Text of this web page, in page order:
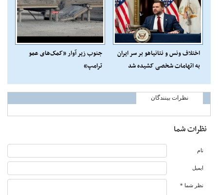
اختلاف ونس و نتانیاهو بر سر ایران
به اتهامات شخصی کشیده شد
جنوب زیر آوار «کمک‌های عمو
ترامپ»
نظرات بینندگان
نظرات شما
نام
ایمیل
نظر شما *